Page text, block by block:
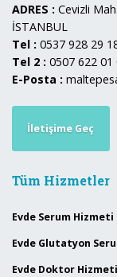
ADRES : Cevizli
İSTANBUL
Tel : 0537 928 29
Tel 2 : 0507 622 01
E-Posta :
İletişime Geç
Tüm Hizmetler
Evde Serum Hizmeti
Evde Glutatyon
Evde Doktor Hizmeti